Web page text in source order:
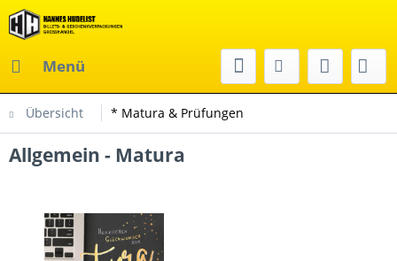
Menü
Übersicht * Matura & Prüfungen
Allgemein - Matura